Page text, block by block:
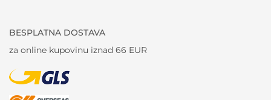
BESPLATNA DOSTAVA
za online kupovinu iznad 66 EUR